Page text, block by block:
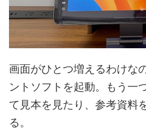
画面がひとつ増えるわけな
ントソフトを起動。もう一
て見本を見たり、参考資料
る。